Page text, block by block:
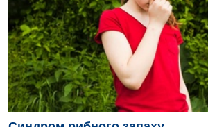
Дитяча хірургія
Педіатрія